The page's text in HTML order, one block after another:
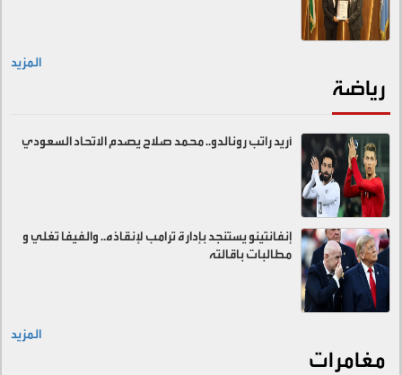
المزيد
رياضة
أريد راتب رونالدو.. محمد صلاح يصدم الاتحاد السعودي
إنفانتينو يستنجد بإدارة ترامب لإنقاذه.. والفيفا تغلي و
مطالبات باقالته
المزيد
مغامرات